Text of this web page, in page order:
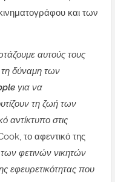
και των
αυτούς τους
τη δύναμη των
για να
τη ζωή των
αντίκτυπο στις
το αφεντικό της
φετινών νικητών
εφευρετικότητας που